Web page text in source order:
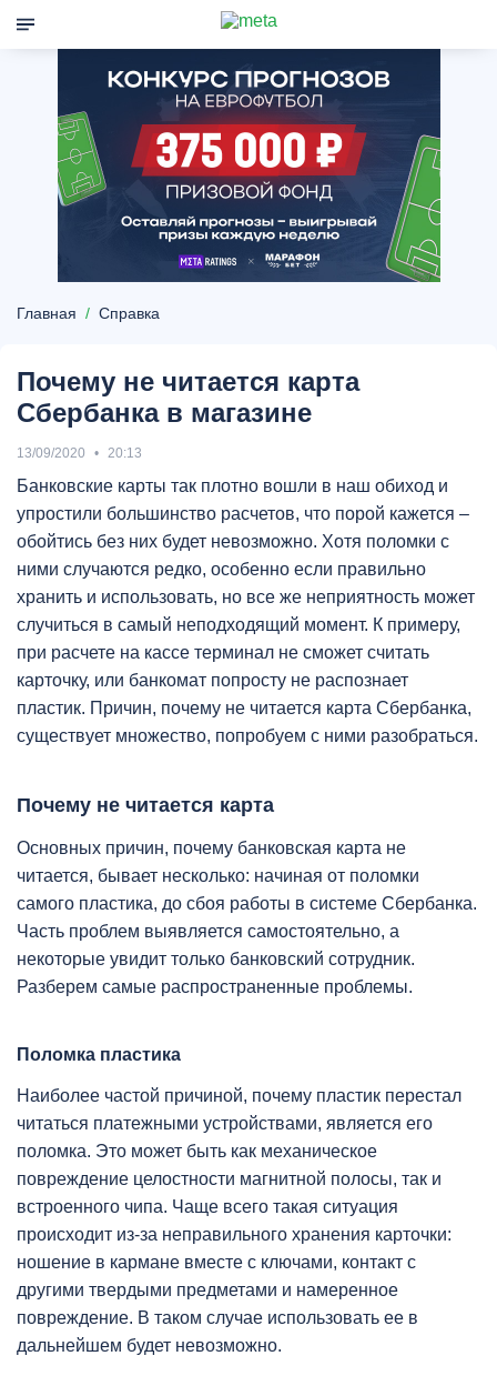
Главная Справка
Почему не читается карта
Сбербанка в магазине
13/09/2020 20:13
Банковские карты так плотно вошли в наш обиход и
упростили большинство расчетов, что порой кажется –
обойтись без них будет невозможно. Хотя поломки с
ними случаются редко, особенно если правильно
хранить и использовать, но все же неприятность может
случиться в самый неподходящий момент. К примеру,
при расчете на кассе терминал не сможет считать
карточку, или банкомат попросту не распознает
пластик. Причин, почему не читается карта Сбербанка,
существует множество, попробуем с ними разобраться.
Почему не читается карта
Основных причин, почему банковская карта не
читается, бывает несколько: начиная от поломки
самого пластика, до сбоя работы в системе Сбербанка.
Часть проблем выявляется самостоятельно, а
некоторые увидит только банковский сотрудник.
Разберем самые распространенные проблемы.
Поломка пластика
Наиболее частой причиной, почему пластик перестал
читаться платежными устройствами, является его
поломка. Это может быть как механическое
повреждение целостности магнитной полосы, так и
встроенного чипа. Чаще всего такая ситуация
происходит из-за неправильного хранения карточки:
ношение в кармане вместе с ключами, контакт с
другими твердыми предметами и намеренное
повреждение. В таком случае использовать ее в
дальнейшем будет невозможно.